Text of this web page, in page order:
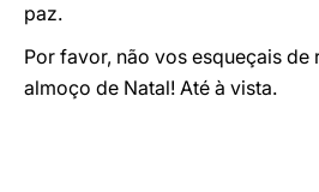
paz.
Por favor, não vos esqueçais de
almoço de Natal! Até à vista.